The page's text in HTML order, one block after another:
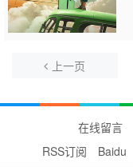
上一页
在线留言
RSS订阅
Baidu